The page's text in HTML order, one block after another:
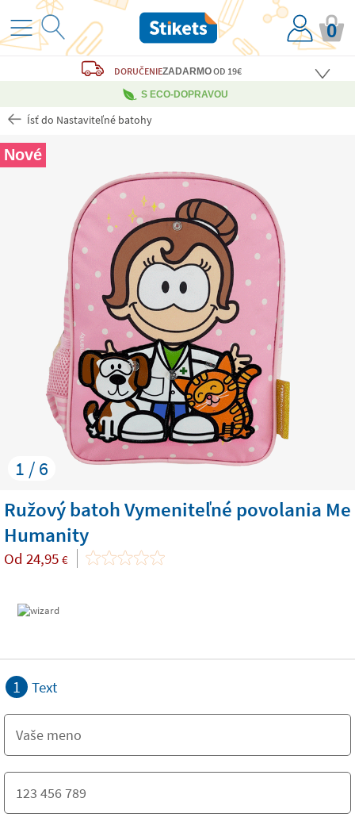
0
DORUČENIEZADARMOOD 19€
S ECO-DOPRAVOU
Ísť do Nastaviteľné batohy
1 / 6
Nové
Ružový batoh Vymeniteľné povolania Me
Humanity
Od 24,95 €
1 Text